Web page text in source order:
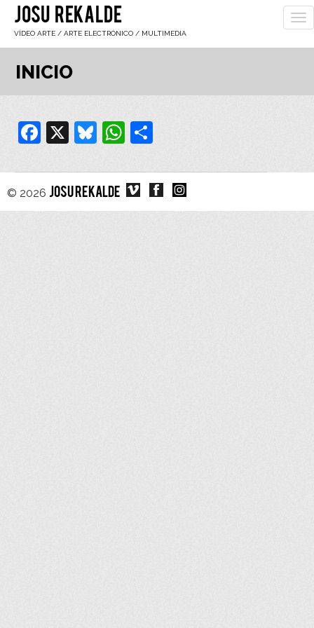
JOSU REKALDE
VÍDEO ARTE / ARTE ELECTRÓNICO / MULTIMEDIA
INICIO
Facebook
X BlueskyWhatsApp
© 2026 JOSU REKALDE